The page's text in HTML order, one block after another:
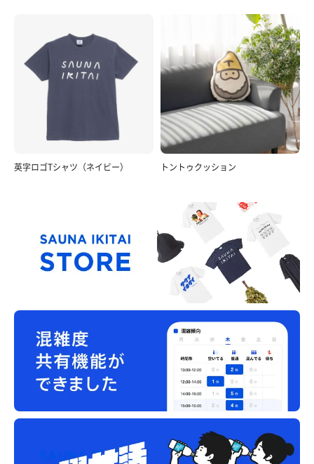
英字ロゴTシャツ（ネイビー） トントゥクッション